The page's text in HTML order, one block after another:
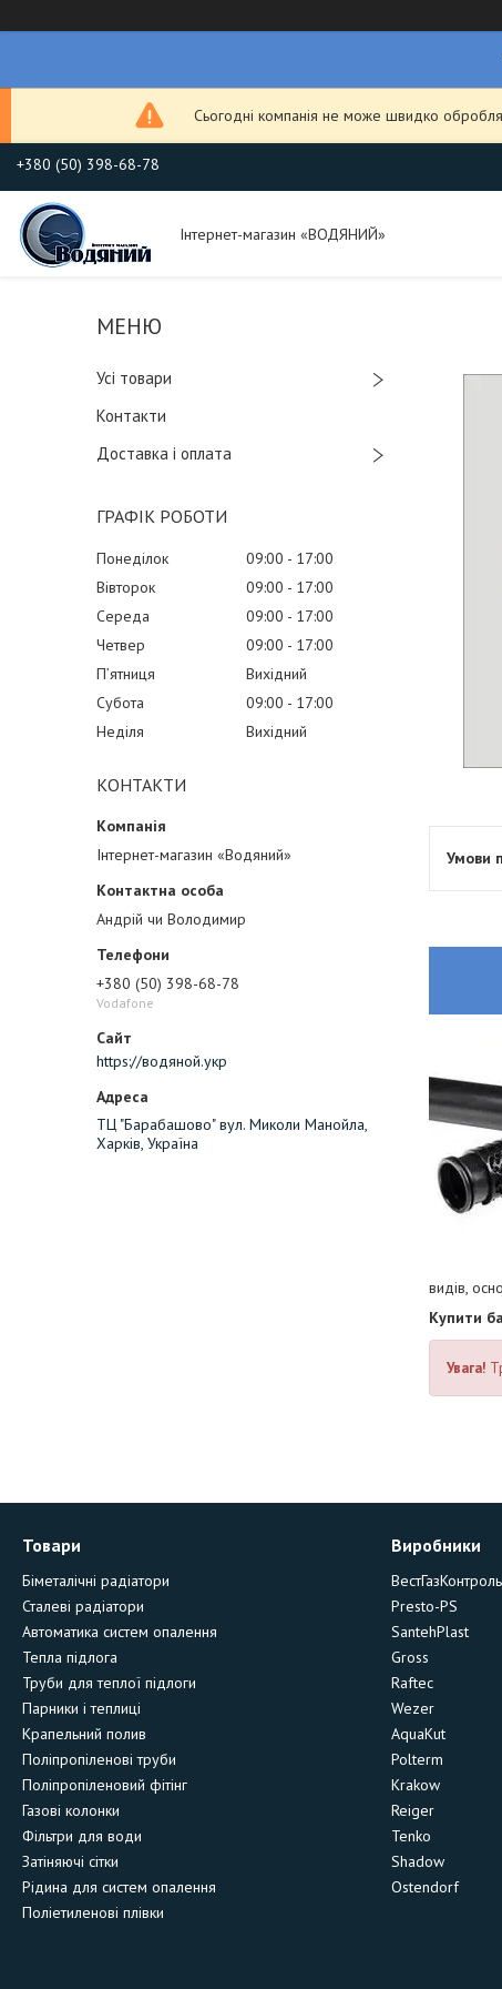
Сьогодні компанія не може швидко
+380 (50) 398-68-78
Інтернет-магазин «ВОДЯНИЙ»
Усі товари
Контакти
Доставка і оплата
ГРАФІК РОБОТИ
Понеділок 09:00
17:00
Вівторок
09:00
17:00
Середа
09:00
17:00
Четвер
09:00
17:00
Пʼятниця
Вихідний
Субота
09:00
17:00
Неділя
Вихідний
КОНТАКТИ
Інтернет-магазин «Водяний»
Андрій чи Володимир
+380 (50) 398-68-78
Vodafone
https://водяной.укр
ТЦ "Барабашово" вул. Миколи Манойла,
Харків, Україна
видів,
Купити
Увага!
Товари
Біметалічні радіатори
Сталеві радіатори
Автоматика систем опалення
Тепла підлога
Труби для теплої підлоги
Парники і теплиці
Крапельний полив
Поліпропіленові труби
Поліпропіленовий фітінг
Газові колонки
Фільтри для води
Затіняючі сітки
Рідина для систем опалення
Поліетиленові плівки
Виробники
ВестГазКонтроль
Presto-PS
SantehPlast
Gross
Raftec
Wezer
AquaKut
Polterm
Krakow
Reiger
Tenko
Shadow
Ostendorf